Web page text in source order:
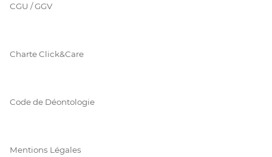
CGU / GGV
Charte Click&Care
Code de Déontologie
Mentions Légales